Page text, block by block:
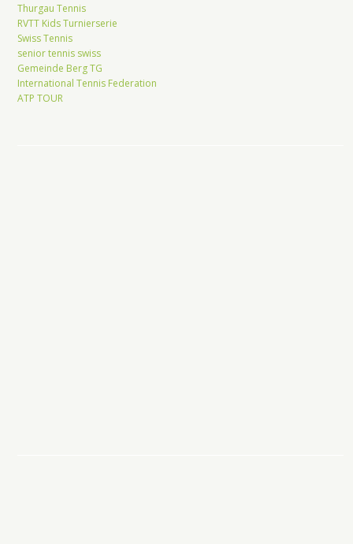
Thurgau Tennis
RVTT Kids Turnierserie
Swiss Tennis
senior tennis swiss
Gemeinde Berg TG
International Tennis Federation
ATP TOUR